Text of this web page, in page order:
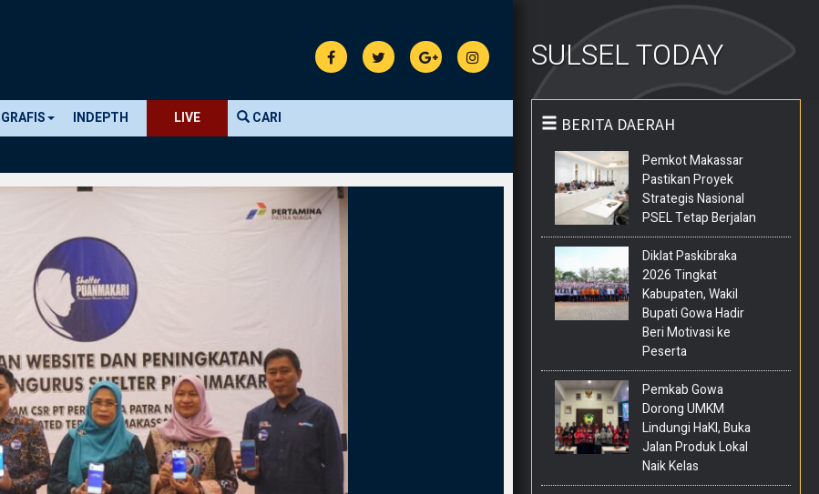
GRAFIS INDEPTH LIVE CARI
SULSEL TODAY
BERITA DAERAH
Pemkot Makassar
Pastikan Proyek
Strategis Nasional
PSEL Tetap Berjalan
Diklat Paskibraka
2026 Tingkat
Kabupaten, Wakil
Bupati Gowa Hadir
Beri Motivasi ke
Peserta
Pemkab Gowa
Dorong UMKM
Lindungi HaKI, Buka
Jalan Produk Lokal
Naik Kelas